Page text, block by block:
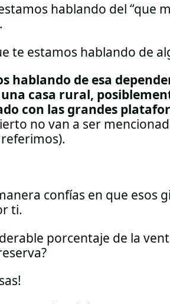
hablando del “que
te estamos hablando de
hablando de esa
casa rural,
con las grandes
no van a ser
confías en que esos
ti.
porcentaje de la